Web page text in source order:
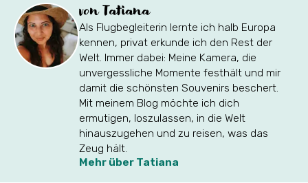
von Tatiana
Als Flugbegleiterin lernte ich halb Europa
kennen, privat erkunde ich den Rest der
Welt. Immer dabei: Meine Kamera, die
unvergessliche Momente festhält und mir
damit die schönsten Souvenirs beschert.
Mit meinem Blog möchte ich dich
ermutigen, loszulassen, in die Welt
hinauszugehen und zu reisen, was das
Zeug hält.
Mehr über Tatiana